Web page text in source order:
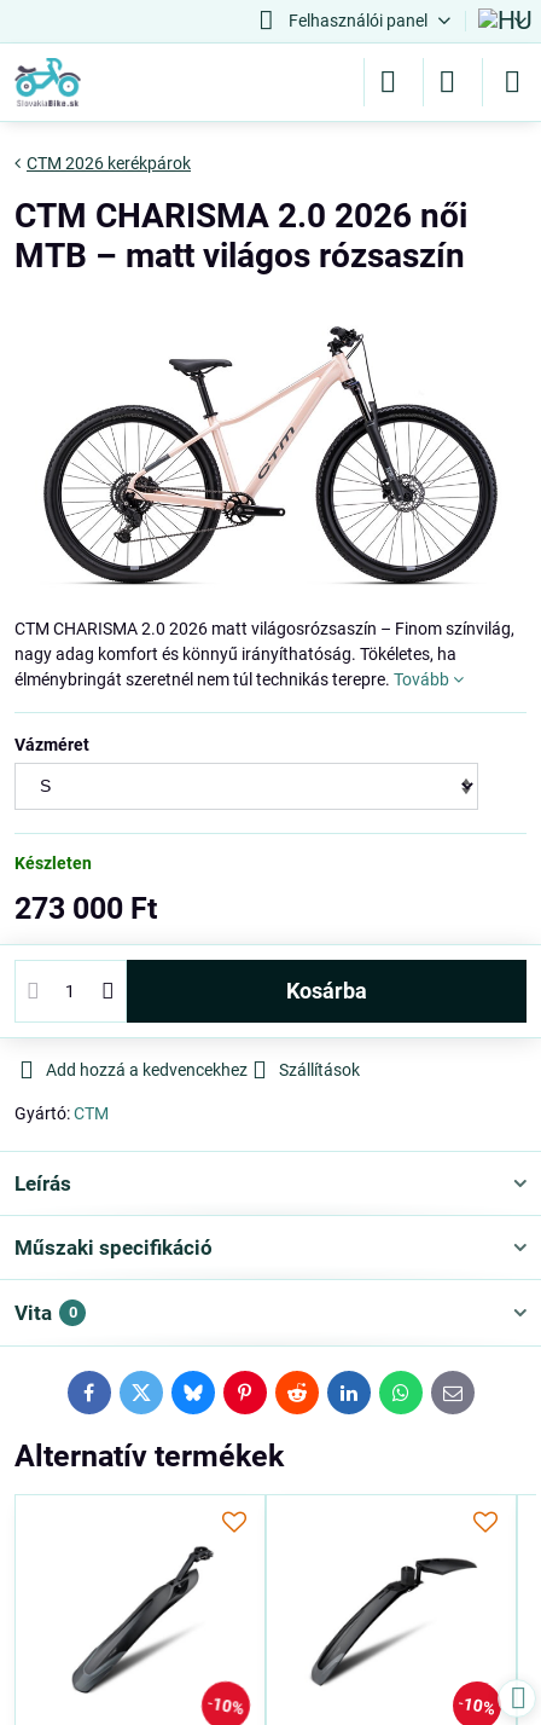
Felhasználói panel
CTM 2026 kerékpárok
CTM CHARISMA 2.0 2026 női
MTB – matt világos rózsaszín
CTM CHARISMA 2.0 2026 matt világosrózsaszín – Finom színvilág,
nagy adag komfort és könnyű irányíthatóság. Tökéletes, ha
élménybringát szeretnél nem túl technikás terepre. Tovább
Vázméret
Készleten
273 000 Ft
kosárba
Add hozzá a kedvencekhez Szállítások
Gyártó:CTM
Leírás
Műszaki specifikáció
Vita 0
FacebookTwitterBlueskyPinterestRedditLinkedInWhatsApp
E-
mail
Alternatív termékek
10% 10%